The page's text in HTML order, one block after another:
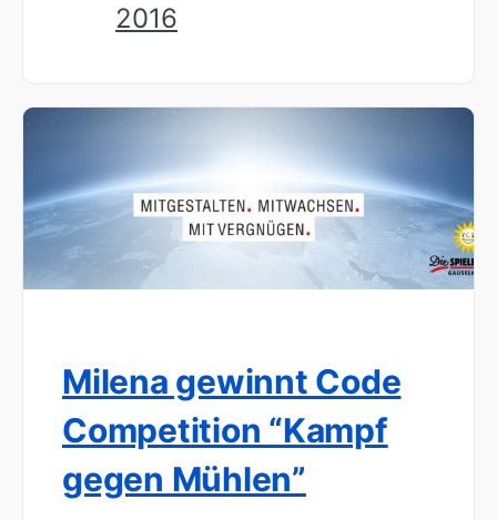
2016
Milena gewinnt Code
Competition “Kampf
gegen Mühlen”